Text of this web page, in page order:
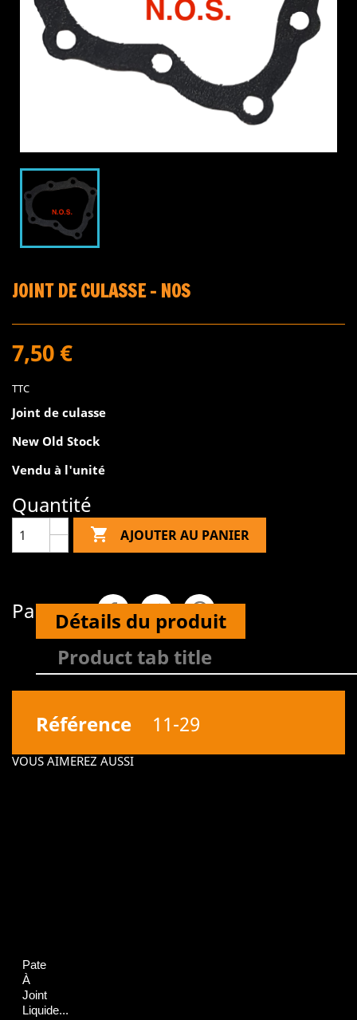
JOINT DE CULASSE - NOS
7,50 €
TTC
Joint de culasse
New Old Stock
Vendu à l'unité
Quantité
 AJOUTER AU PANIER
PartagerDétails du produit
Product tab title
Référence 11-29
VOUS AIMEREZ AUSSI
Pate
À
Joint
Liquide...